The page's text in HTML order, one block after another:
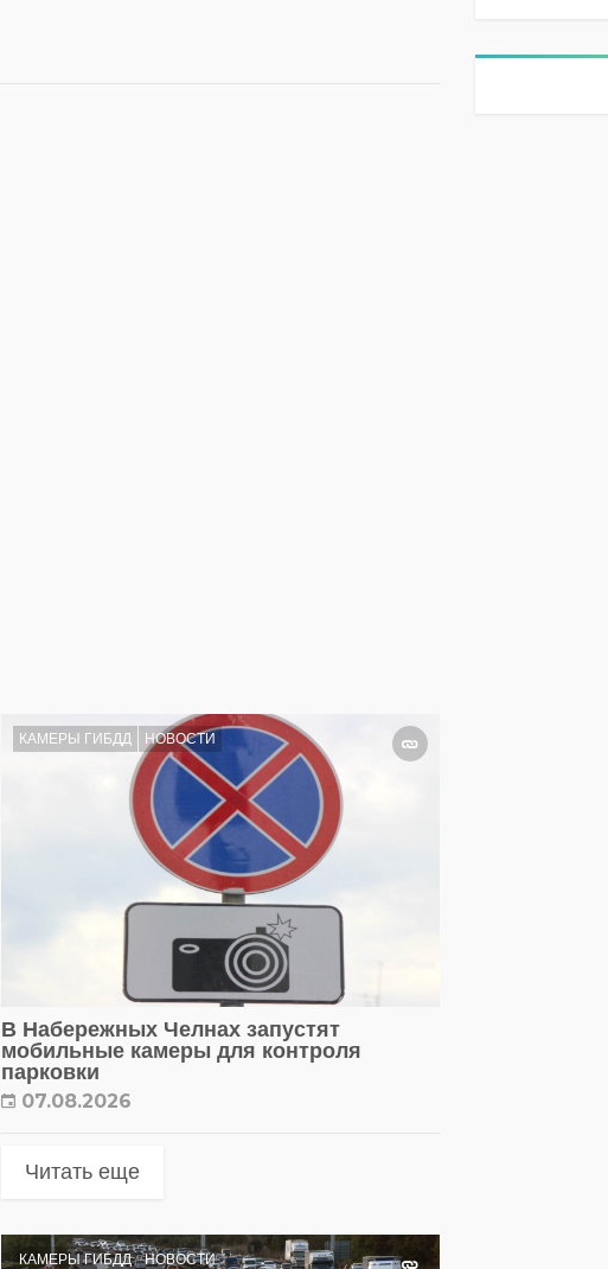
КАМЕРЫ ГИБДД НОВОСТИ
В Набережных Челнах запустят
мобильные камеры для контроля
парковки
07.08.2026
Читать еще
КАМЕРЫ ГИБДД НОВОСТИ